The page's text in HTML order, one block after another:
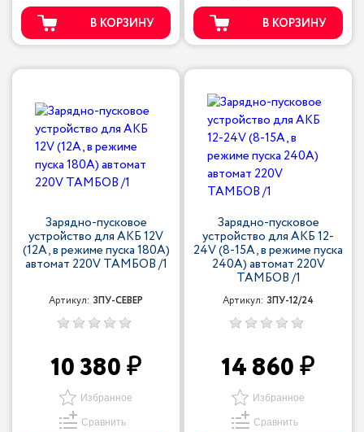
В КОРЗИНУ В КОРЗИНУ
Зарядно-пусковое
устройство для АКБ 12V
(12A, в режиме пуска 180А)
автомат 220V ТАМБОВ /1
Артикул: ЗПУ-СЕВЕР
10 380
Избранное
Сравнить
Зарядно-пусковое
устройство для АКБ 12-
24V (8-15A, в режиме пуска
240А) автомат 220V
ТАМБОВ /1
Артикул: ЗПУ-12/24
14 860
Избранное
Сравнить